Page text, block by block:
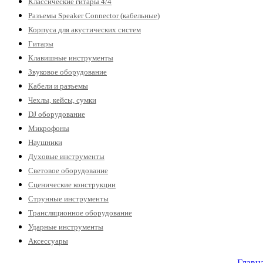
Разъемы Speaker Connector (кабельные)
Корпуса для акустических систем
Гитары
Клавишные инструменты
Звуковое оборудование
Кабели и разъемы
Чехлы, кейсы, сумки
DJ оборудование
Микрофоны
Наушники
Духовые инструменты
Световое оборудование
Сценические конструкции
Струнные инструменты
Трансляционное оборудование
Ударные инструменты
Аксессуары